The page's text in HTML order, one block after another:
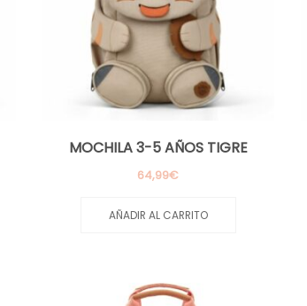
MOCHILA 3-5 AÑOS TIGRE
64,99€
AÑADIR AL CARRITO